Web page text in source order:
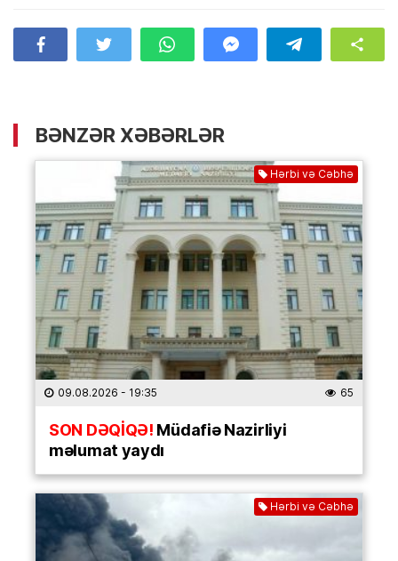
BƏNZƏR XƏBƏRLƏR
Hərbi və Cəbhə
09.08.2026 - 19:35 65
SON DƏQİQƏ!Müdafiə Nazirliyi
məlumat yaydı
Hərbi və Cəbhə